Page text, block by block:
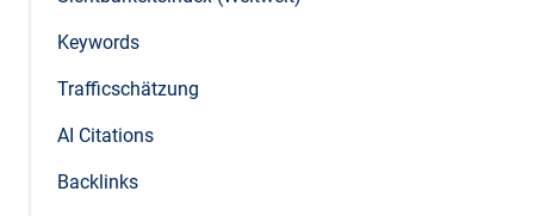
Keywords
Trafficschätzung
AI Citations
Backlinks